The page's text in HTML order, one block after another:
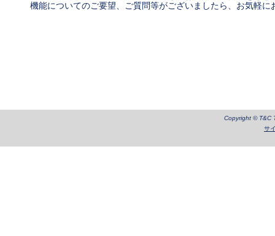
機能についてのご要望、ご質問等がございましたら、お気軽に
Copyright © T&C
サ